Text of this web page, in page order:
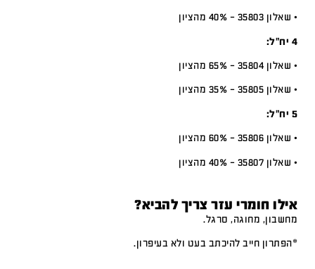
• שאלון 35803 – 40% מהציון
4 יח”ל:
• שאלון 35804 – 65% מהציון
• שאלון 35805 – 35% מהציון
5 יח”ל:
• שאלון 35806 – 60% מהציון
• שאלון 35807 – 40% מהציון
אילו חומרי עזר צריך להביא?
מחשבון, מחוגה, סרגל.
*הפתרון חייב להיכתב בעט ולא בעיפרון.